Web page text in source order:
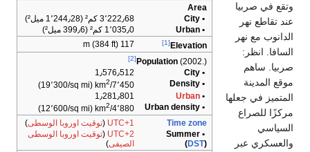
Area
• City
3٬222٫68 كم² (1٬244٫28 ميل²)
• Urban
1٬035٫0 كم² (399٫6 ميل²)
Elevation
[1]
117 m (384 ft)
Population (2002.)
[2]
• City
1٫576٫512
• Density
7٬450/km 2
(19٬300/sq mi)
•
Urban
1٫281٫801
• Urban density
4٬880/km 2
(12٬600/sq mi)
Time zone
UTC+1
(توقيت اوروبا الوسطى)
• Summer
(DST)
UTC+2
(توقيت اوروبا الوسطى
الصيفى)
وتقع في صربيا
عند تقاطع نهر
الدانوب مع نهر
السافا. انظر:
صربيا. ساهم
موقع المدينة
المتميز في جعلها
مركزًا للصراع
السياسي
والعسكري عبر